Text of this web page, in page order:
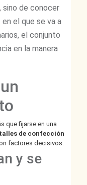
sino de conocer
el que se va a
el conjunto
en la manera
que fijarse en una
de confección
factores decisivos.
y se